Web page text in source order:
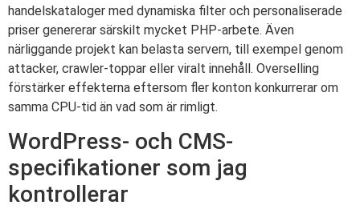
handelskataloger med dynamiska filter och personaliserade
priser genererar särskilt mycket PHP-arbete. Även
närliggande projekt kan belasta servern, till exempel genom
attacker, crawler-toppar eller viralt innehåll. Overselling
förstärker effekterna eftersom fler konton konkurrerar om
samma CPU-tid än vad som är rimligt.
WordPress- och CMS-
specifikationer som jag
kontrollerar